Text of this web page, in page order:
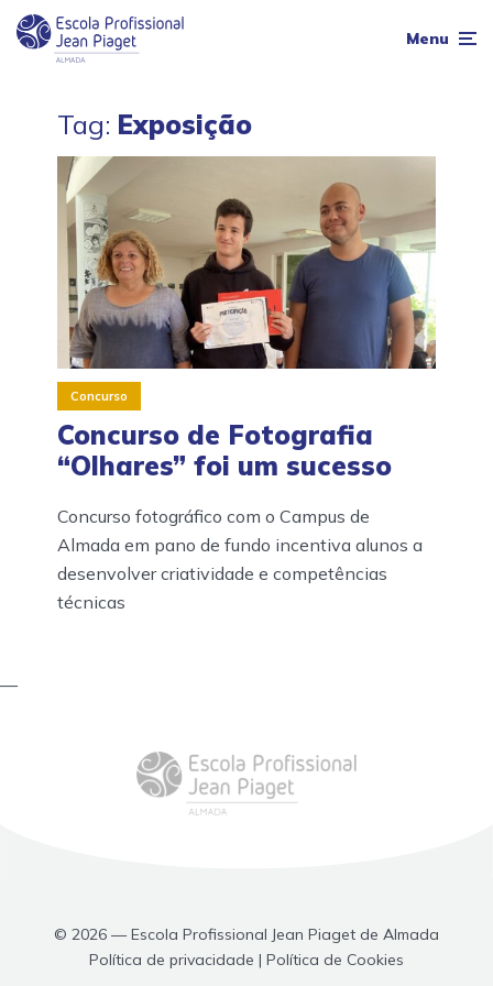
Menu
Tag: Exposição
Concurso
Concurso de Fotografia
“Olhares” foi um sucesso
Concurso fotográfico com o Campus de
Almada em pano de fundo incentiva alunos a
desenvolver criatividade e competências
técnicas
—
© 2026 — Escola Profissional Jean Piaget de Almada
Política de privacidade | Política de Cookies